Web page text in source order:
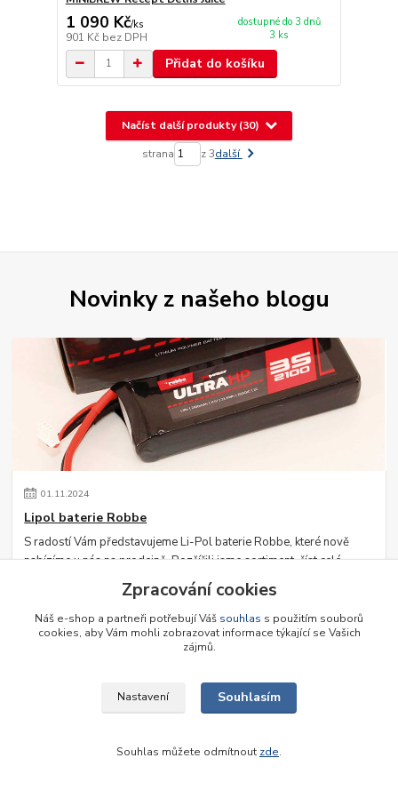
1 090 Kč/ks
901 Kč bez DPH
dostupné do 3 dnů
3 ks
Přidat do košíku
Načíst další produkty (30)
strana z 3další
Novinky z našeho blogu
01.11.2024
Lipol baterie Robbe
S radostí Vám představujeme Li-Pol baterie Robbe, které nově
nabízíme u nás na prodejně. Rozšířili jsme sortiment.číst celé
Zpracování cookies
Náš e-shop a partneři potřebují Váš souhlas s použitím souborů
cookies, aby Vám mohli zobrazovat informace týkající se Vašich
zájmů.
Nastavení Souhlasím
Souhlas můžete odmítnout zde.